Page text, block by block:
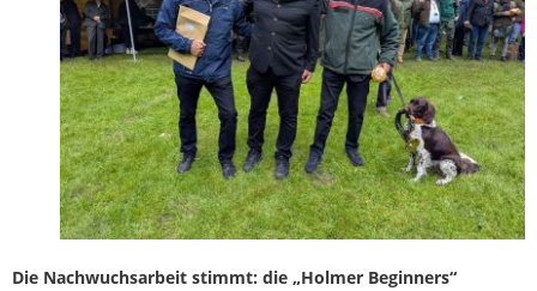
Die Nachwuchsarbeit stimmt: die „Holmer Beginners“